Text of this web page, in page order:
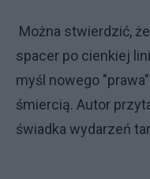
Można stwierdzić,
spacer po cienkiej
myśl nowego
śmiercią. Autor
świadka wydarzeń